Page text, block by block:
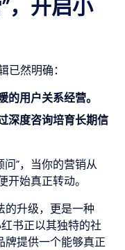
，开启小
已然明确：
的用户关系经营。
深度咨询培育长期信
问”，当你的营销从
开始真正转动。
的升级，更是一种
书正以其独特的社
牌提供一个能够真正